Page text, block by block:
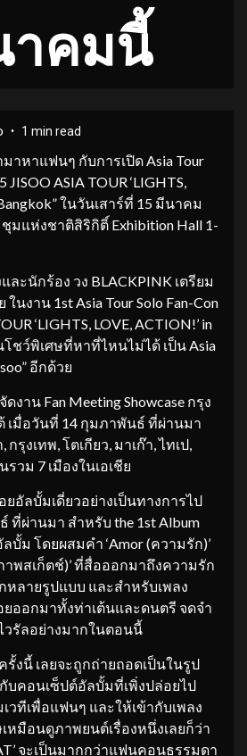
าคมนี้
1 min read
มาหาแฟนๆ กับการเปิด Asia Tour
ASIA TOUR ‘LIGHTS,
ในวันเสาร์ที่ 15 มีนาคม
มแห่งชาติสิริกิติ์ Exhibition Hall 1-
ละนักร้อง วง BLACKPINK เตรียม
นงาน 1st Asia Tour Solo Fan-Con
‘LIGHTS, LOVE, ACTION!’ in
โชว์พิเศษที่หาที่ไหนไม่ได้ เป็น Asia
อีกด้วย
ดงาน Fan Meeting Showcase กรุง
เมื่อวันที่ 14 กุมภาพันธ์ ที่ผ่านมา
รุงเทพ, โตเกียว, มาเก๊า, ไทเป,
วม 7 เมืองในเอเชีย
ยอัลบั้มเดี่ยวอย่างเป็นทางการไป
ที่ผ่านมา สำหรับ the 1st Album
ลบั้ม โดยผสมคำ ‘Amor (ความรัก)’
าพสเก็ตช์)’ ที่สื่อออกมาถึงความรัก
ลายรูปแบบ และสำหรับเพลง
ยออกมาทั้งท่าเต้นและดนตรี จดจำ
วรัลอย่างมากในตอนนี้
รั้งนี้ เลยจะถูกถ่ายถอดเป็นในรูป
บคอนเซ็ปต์อัลบั้มที่เพิ่งปล่อยไป
เวทีเพื่อแฟนๆ และให้เข้ากับเพลง
หมือนดูภาพยนต์เรื่องหนึ่งเลยก็ว่า
จะเป็นมากกว่าแฟนคอนธรรมดา